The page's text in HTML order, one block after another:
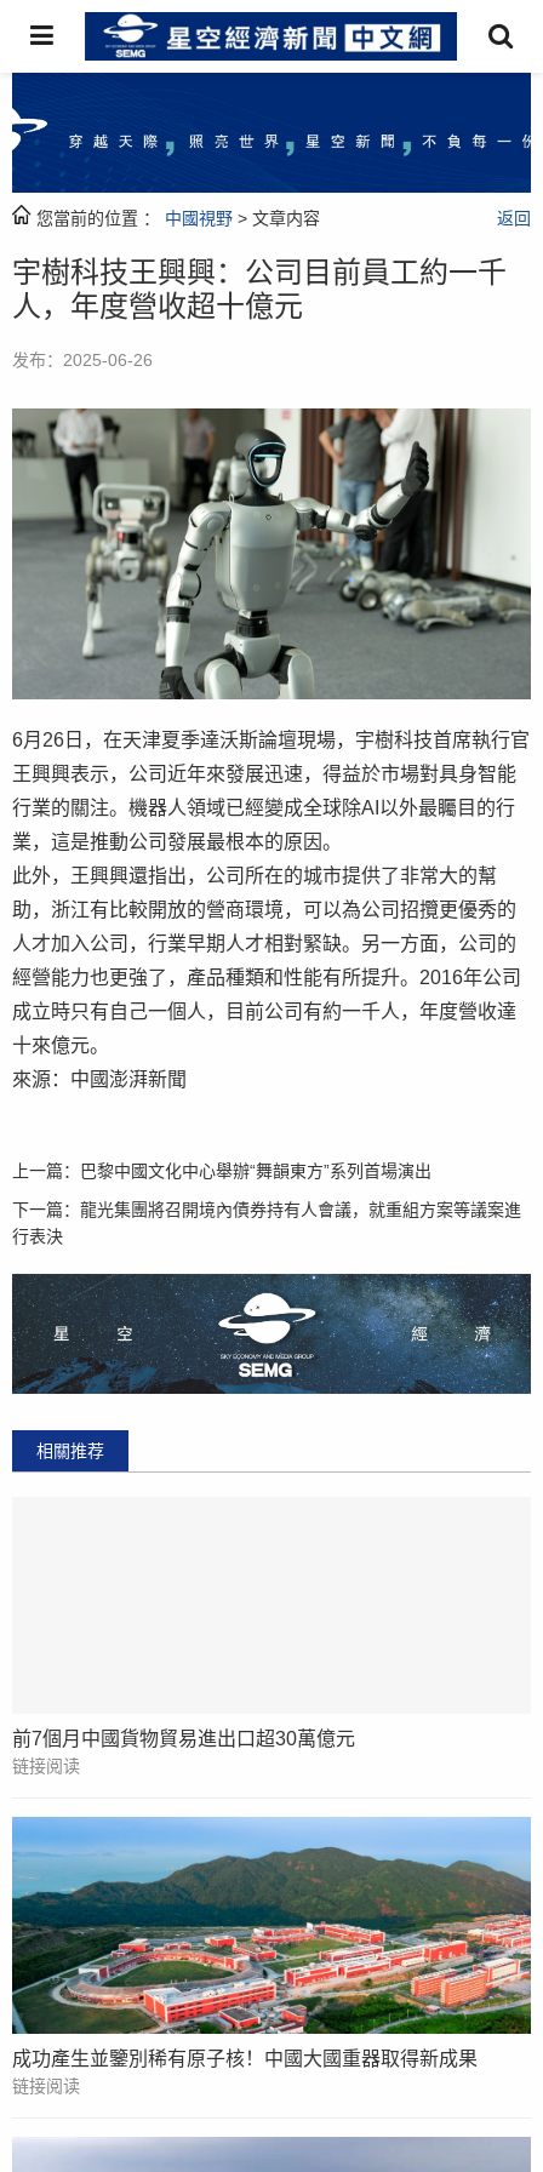
您當前的位置 ： 中國視野 > 文章内容 返回
宇樹科技王興興：公司目前員工約一千
人，年度營收超十億元
发布：2025-06-26
6月26日，在天津夏季達沃斯論壇現場，宇樹科技首席執行官
王興興表示，公司近年來發展迅速，得益於市場對具身智能
行業的關注。機器人領域已經變成全球除AI以外最矚目的行
業，這是推動公司發展最根本的原因。
此外，王興興還指出，公司所在的城市提供了非常大的幫
助，浙江有比較開放的營商環境，可以為公司招攬更優秀的
人才加入公司，行業早期人才相對緊缺。另一方面，公司的
經營能力也更強了，產品種類和性能有所提升。2016年公司
成立時只有自己一個人，目前公司有約一千人，年度營收達
十來億元。
來源：中國澎湃新聞
上一篇：
巴黎中國文化中心舉辦“舞韻東方”系列首場演出
下一篇： 龍光集團將召開境內債券持有人會議，就重組方案等議案進
行表決
相關推荐
前7個月中國貨物貿易進出口超30萬億元
链接阅读
成功產生並鑒別稀有原子核！中國大國重器取得新成果
链接阅读